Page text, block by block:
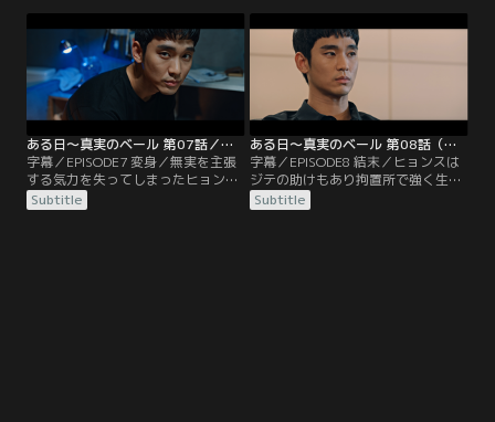
らい日々を過ごしていたが、何かと
面倒を見てくれるト・ジテに助けら
れていた。一方、ミギョンに代わっ
てヒョンスの裁判を担当することに
なったスジンはジュンハンに共同弁
護を依頼し…。
姿を見ても逃げるための演技だと考
えていた。ジュンハンに代わり、初
めて公判での弁護を担当することに
なったスジンは緊張の中、陪審員の
心をつかむことに成功する。
ある日～真実のベール 第07話／字幕
字幕／EPISODE7 変身／無実を主張
する気力を失ってしまったヒョンス
は、自分が発見した時にグクファは
まだ生きていたのかもしれないと思
Subtitle
ある日～真実のベール 第08話（最終話）／字幕
字幕／EPISODE8 結末／ヒョンスは
ジテの助けもあり拘置所で強く生き
ていくすべを見つけ出す。ジュンハ
ンは何人もの容疑者を問い詰めるが
Subtitle